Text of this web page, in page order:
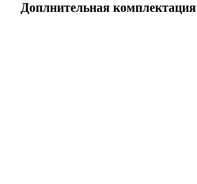
Доплнительная комплектация